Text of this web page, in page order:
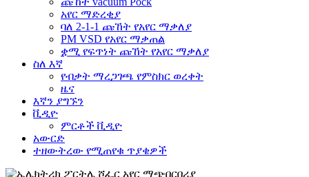
አየር ማድረቂያ
ባለ 2-1-1 ጩኸት የአየር ማቃለያ
PM VSD የአየር ማቃጠል
ቋሚ የፍጥነት ጩኸት የአየር ማቃለያ
ስለ እኛ
የብቃት ማረጋገጫ የምስክር ወረቀት
ዜና
እኛን ያግኙን
ቪዲዮ
ምርቶች ቪዲዮ
አውርድ
ተዘውትረው የሚጠየቁ ጥያቄዎች